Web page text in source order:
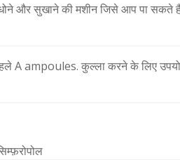
और सुखाने की मशीन जिसे आप पा सकते
A ampoules. कुल्ला करने के लिए